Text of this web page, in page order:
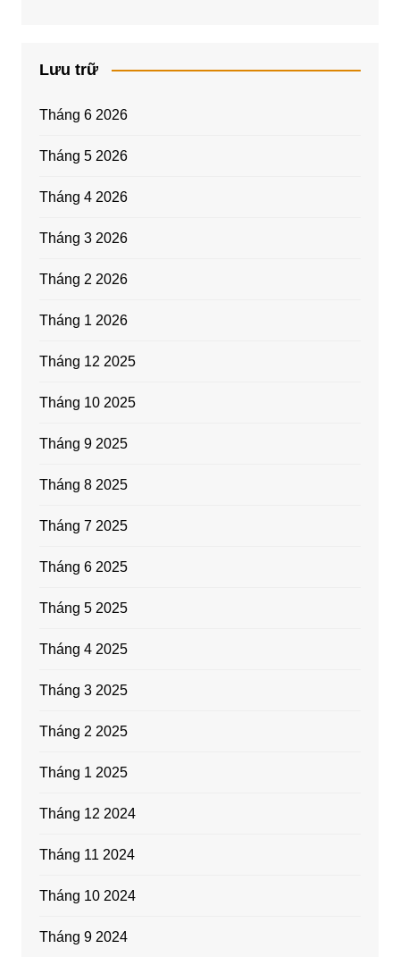
Lưu trữ
Tháng 6 2026
Tháng 5 2026
Tháng 4 2026
Tháng 3 2026
Tháng 2 2026
Tháng 1 2026
Tháng 12 2025
Tháng 10 2025
Tháng 9 2025
Tháng 8 2025
Tháng 7 2025
Tháng 6 2025
Tháng 5 2025
Tháng 4 2025
Tháng 3 2025
Tháng 2 2025
Tháng 1 2025
Tháng 12 2024
Tháng 11 2024
Tháng 10 2024
Tháng 9 2024